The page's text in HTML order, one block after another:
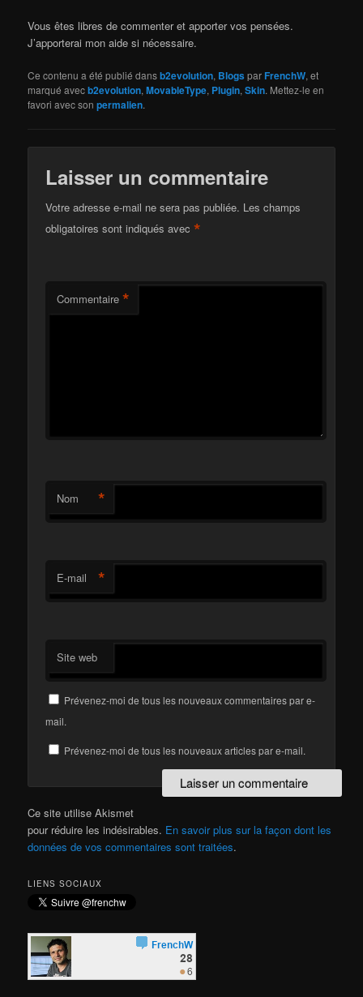
Vous êtes libres de commenter et apporter vos pensées.
J’apporterai mon aide si nécessaire.
Ce contenu a été publié dansb2evolution, BlogsparFrenchW, et
marqué avecb2evolution,MovableType, Plugin,Skin. Mettez-le en
favori avec sonpermalien.
Laisser un commentaire
Votre adresse e-mail ne sera pas publiée. Les champs
obligatoires sont indiqués avec*
Commentaire *
Nom *
E-mail *
Site web
Prévenez-moi de tous les nouveaux commentaires par e-
mail.
Prévenez-moi de tous les nouveaux articles par e-mail.
Ce site utilise Akismet
pour réduire les indésirables. En savoir plus sur la façon dont les
données de vos commentaires sont traitées.
LIENS SOCIAUX